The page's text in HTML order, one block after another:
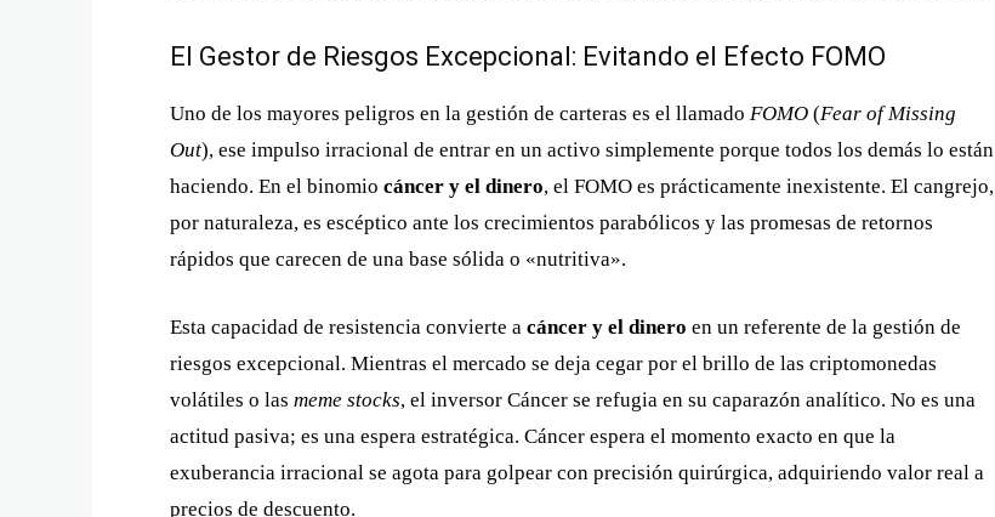
El Gestor de Riesgos Excepcional: Evitando el Efecto FOMO
Uno de los mayores peligros en la gestión de carteras es el llamado FOMO (Fear of Missing
Out), ese impulso irracional de entrar en un activo simplemente porque todos los demás lo están
haciendo. En el binomio cáncer y el dinero, el FOMO es prácticamente inexistente. El cangrejo,
por naturaleza, es escéptico ante los crecimientos parabólicos y las promesas de retornos
rápidos que carecen de una base sólida o «nutritiva».
Esta capacidad de resistencia convierte a cáncer y el dinero en un referente de la gestión de
riesgos excepcional. Mientras el mercado se deja cegar por el brillo de las criptomonedas
volátiles o las meme stocks, el inversor Cáncer se refugia en su caparazón analítico. No es una
actitud pasiva; es una espera estratégica. Cáncer espera el momento exacto en que la
exuberancia irracional se agota para golpear con precisión quirúrgica, adquiriendo valor real a
precios de descuento.